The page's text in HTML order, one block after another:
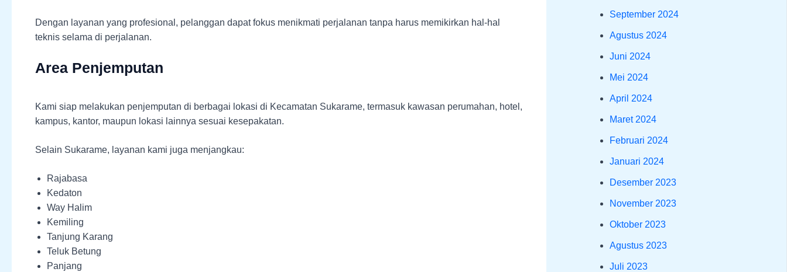
Dengan layanan yang profesional, pelanggan dapat fokus menikmati perjalanan tanpa harus memikirkan hal-hal
teknis selama di perjalanan.
Area Penjemputan
Kami siap melakukan penjemputan di berbagai lokasi di Kecamatan Sukarame, termasuk kawasan perumahan, hotel,
kampus, kantor, maupun lokasi lainnya sesuai kesepakatan.
Selain Sukarame, layanan kami juga menjangkau:
Rajabasa
Kedaton
Way Halim
Kemiling
Tanjung Karang
Teluk Betung
Panjang
September 2024
Agustus 2024
Juni 2024
Mei 2024
April 2024
Maret 2024
Februari 2024
Januari 2024
Desember 2023
November 2023
Oktober 2023
Agustus 2023
Juli 2023